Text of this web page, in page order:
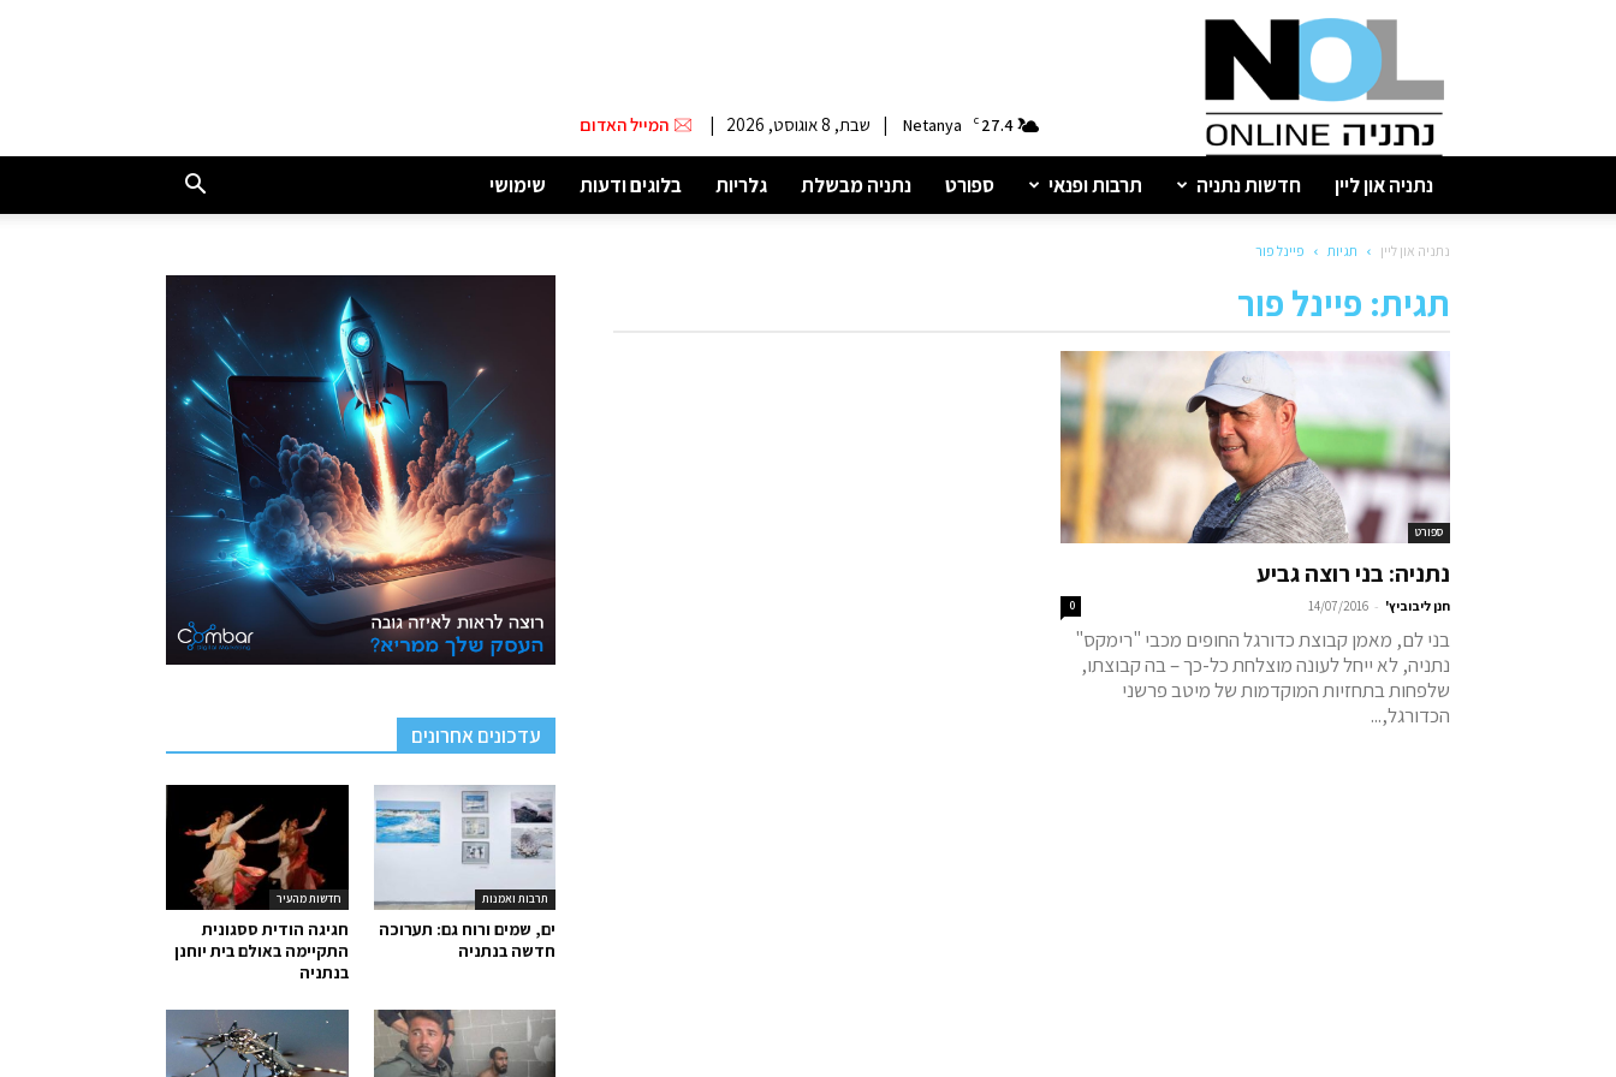
נתניה
27.4
C
Netanya
| שבת, 8 אוגוסט, 2026 | המייל האדום
נתניה און ליין חדשות נתניה תרבות ופנאי ספורט נתניה מבשלת גלריות בלוגים ודעות שימושי
נתניה און ליין תגיות פיינל פור
תגית: פיינל פור
ספורט
נתניה: בני רוצה גביע
חנן ליבוביץ' -
14/07/2016
0
בני לם, מאמן קבוצת כדורגל החופים מכבי "רימקס"
נתניה, לא ייחל לעונה מוצלחת כל-כך – בה קבוצתו,
שלפחות בתחזיות המוקדמות של מיטב פרשני
הכדורגל,...
עדכונים אחרונים
חדשות מהעיר
חגיגה הודית ססגונית
התקיימה באולם בית יוחנן
בנתניה
תרבות ואמנות
ים, שמים ורוח גם: תערוכה
חדשה בנתניה